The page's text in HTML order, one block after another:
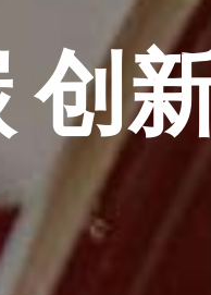
创